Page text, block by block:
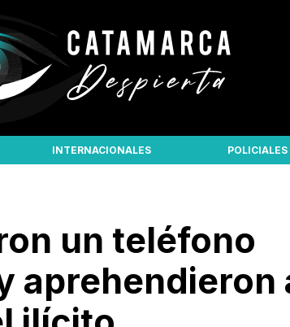
INTERNACIONALES POLICIALES
un teléfono
aprehendieron